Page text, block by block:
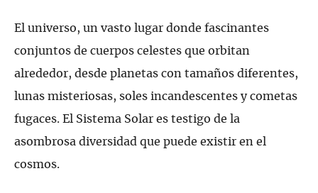
El universo, un vasto lugar donde fascinantes
conjuntos de cuerpos celestes que orbitan
alrededor, desde planetas con tamaños diferentes,
lunas misteriosas, soles incandescentes y cometas
fugaces. El Sistema Solar es testigo de la
asombrosa diversidad que puede existir en el
cosmos.